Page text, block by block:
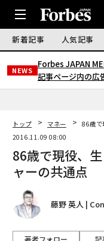
新着記事 人気記事
NEWS
Forbes JAPAN
記事ページ内の広
トップ マネー
86歳で
2016.11.09 08:00
86歳で現役、
ャーの共通点
藤野 英人 |
著者フォロー 記